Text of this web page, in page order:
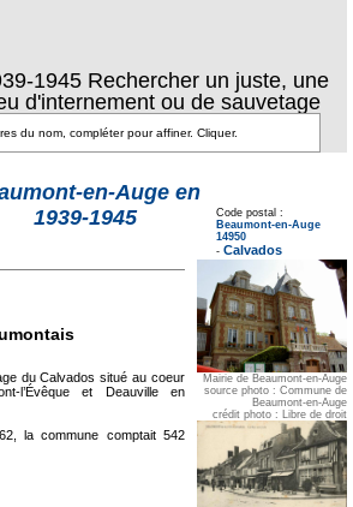
1945 Rechercher un juste, une
d'internement ou de sauvetage
en-Auge en
1939-1945
Code postal :
Beaumont-en-Auge
14950
- Calvados
Mairie de Beaumont-en-Auge
source photo : Commune de
Beaumont-en-Auge
crédit photo : Libre de droit
du Calvados situé au coeur
l’Évêque et Deauville en
la commune comptait 542